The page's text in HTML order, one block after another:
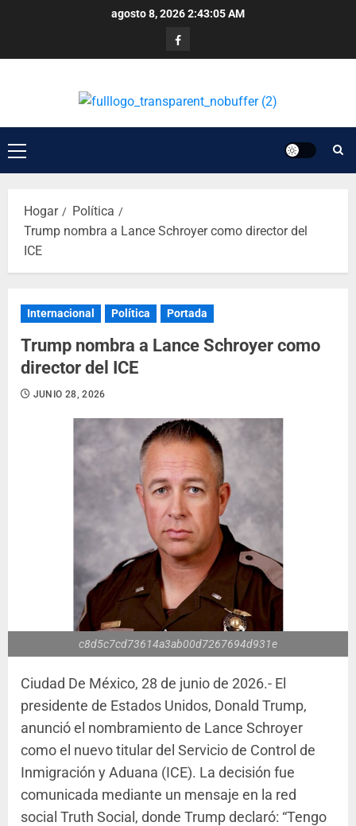
agosto 8, 20262:43:05 AM
Hogar
Política
Trump nombra a Lance Schroyer como director del
ICE
Internacional Política Portada
Trump nombra a Lance Schroyer como
director del ICE
JUNIO 28, 2026
c8d5c7cd73614a3ab00d7267694d931e
Ciudad De México, 28 de junio de 2026.- El
presidente de Estados Unidos, Donald Trump,
anunció el nombramiento de Lance Schroyer
como el nuevo titular del Servicio de Control de
Inmigración y Aduana (ICE). La decisión fue
comunicada mediante un mensaje en la red
social Truth Social, donde Trump declaró: “Tengo